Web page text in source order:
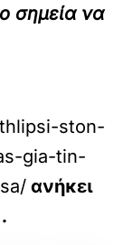
σημεία να
ston-
gia-tin-
ανήκει
.